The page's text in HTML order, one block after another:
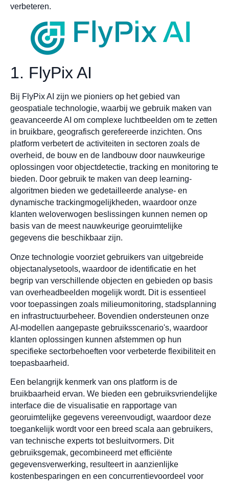
verbeteren.
1. FlyPix AI
Bij FlyPix AI zijn we pioniers op het gebied van
geospatiale technologie, waarbij we gebruik maken van
geavanceerde AI om complexe luchtbeelden om te zetten
in bruikbare, geografisch gerefereerde inzichten. Ons
platform verbetert de activiteiten in sectoren zoals de
overheid, de bouw en de landbouw door nauwkeurige
oplossingen voor objectdetectie, tracking en monitoring te
bieden. Door gebruik te maken van deep learning-
algoritmen bieden we gedetailleerde analyse- en
dynamische trackingmogelijkheden, waardoor onze
klanten weloverwogen beslissingen kunnen nemen op
basis van de meest nauwkeurige georuimtelijke
gegevens die beschikbaar zijn.
Onze technologie voorziet gebruikers van uitgebreide
objectanalysetools, waardoor de identificatie en het
begrip van verschillende objecten en gebieden op basis
van overheadbeelden mogelijk wordt. Dit is essentieel
voor toepassingen zoals milieumonitoring, stadsplanning
en infrastructuurbeheer. Bovendien ondersteunen onze
AI-modellen aangepaste gebruiksscenario's, waardoor
klanten oplossingen kunnen afstemmen op hun
specifieke sectorbehoeften voor verbeterde flexibiliteit en
toepasbaarheid.
Een belangrijk kenmerk van ons platform is de
bruikbaarheid ervan. We bieden een gebruiksvriendelijke
interface die de visualisatie en rapportage van
georuimtelijke gegevens vereenvoudigt, waardoor deze
toegankelijk wordt voor een breed scala aan gebruikers,
van technische experts tot besluitvormers. Dit
gebruiksgemak, gecombineerd met efficiënte
gegevensverwerking, resulteert in aanzienlijke
kostenbesparingen en een concurrentievoordeel voor